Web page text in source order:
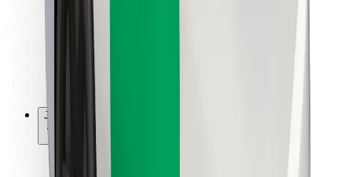
Bolt Food
Pro flotilové partnery
Pro restaurace
Jiné
Partneři